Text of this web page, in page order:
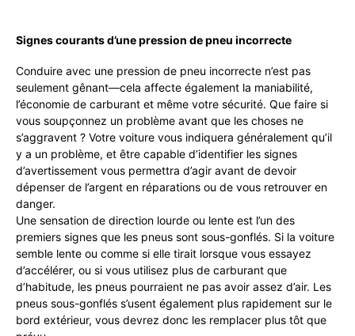
Signes courants d’une pression de pneu incorrecte
Conduire avec une pression de pneu incorrecte n’est pas
seulement gênant—cela affecte également la maniabilité,
l’économie de carburant et même votre sécurité. Que faire si
vous soupçonnez un problème avant que les choses ne
s’aggravent ? Votre voiture vous indiquera généralement qu’il
y a un problème, et être capable d’identifier les signes
d’avertissement vous permettra d’agir avant de devoir
dépenser de l’argent en réparations ou de vous retrouver en
danger.
Une sensation de direction lourde ou lente est l’un des
premiers signes que les pneus sont sous-gonflés. Si la voiture
semble lente ou comme si elle tirait lorsque vous essayez
d’accélérer, ou si vous utilisez plus de carburant que
d’habitude, les pneus pourraient ne pas avoir assez d’air. Les
pneus sous-gonflés s’usent également plus rapidement sur le
bord extérieur, vous devrez donc les remplacer plus tôt que